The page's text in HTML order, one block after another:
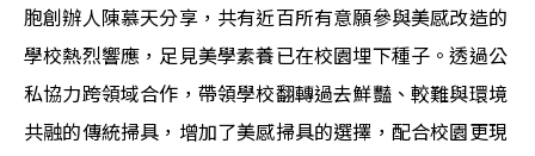
胞創辦人陳慕天分享，共有近百所有意願參與美感改造的
學校熱烈響應，足見美學素養已在校園埋下種子。透過公
私協力跨領域合作，帶領學校翻轉過去鮮豔、較難與環境
共融的傳統掃具，增加了美感掃具的選擇，配合校園更現